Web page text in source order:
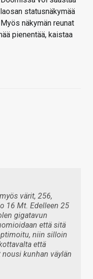
statusnäkymää
näkymän reunat
pienentää, kaistaa
värit, 256,
16 Mt. Edelleen 25
gigatavun
että sitä
niin silloin
että
kunhan väylän